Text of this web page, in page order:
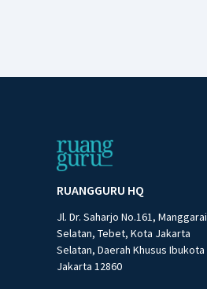
RUANGGURU HQ
Jl. Dr. Saharjo No.161, Manggarai
Selatan, Tebet, Kota Jakarta
Selatan, Daerah Khusus Ibukota
Jakarta 12860